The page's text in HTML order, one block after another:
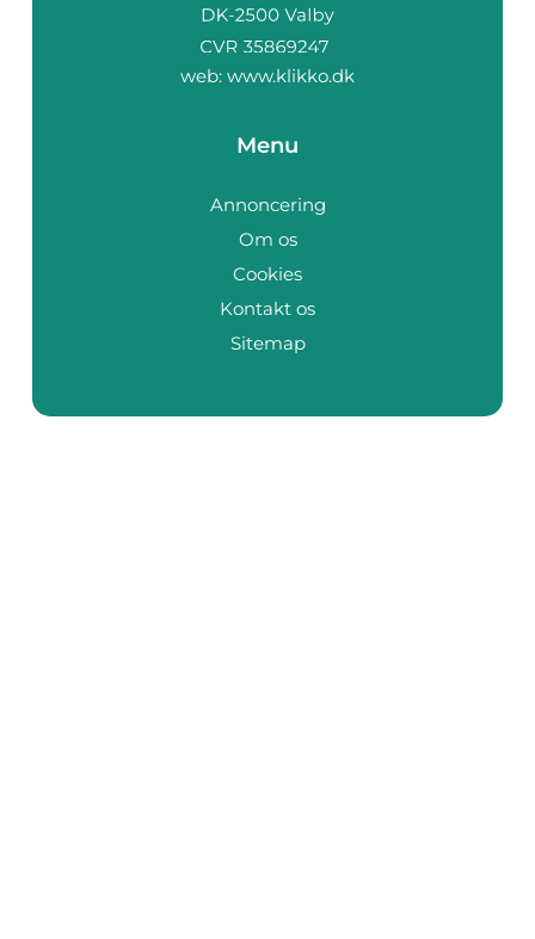
web: www.klikko.dk
Menu
Annoncering
Om os
Cookies
Kontakt os
Sitemap